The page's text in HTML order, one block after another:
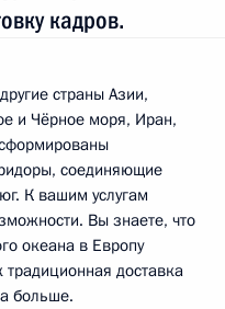
кадров.
страны Азии,
и Чёрное моря, Иран,
соединяющие
К вашим услугам
Вы знаете, что
океана в Европу
доставка
больше.